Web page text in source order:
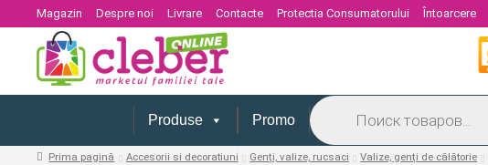
Magazin Despre noi Livrare Contacte Protectia Consumatorului Întoarcere
Produse Promo
Products
search
Prima pagină Accesorii si decoratiuni Genți, valize, rucsaci Valize, genți de călătorie